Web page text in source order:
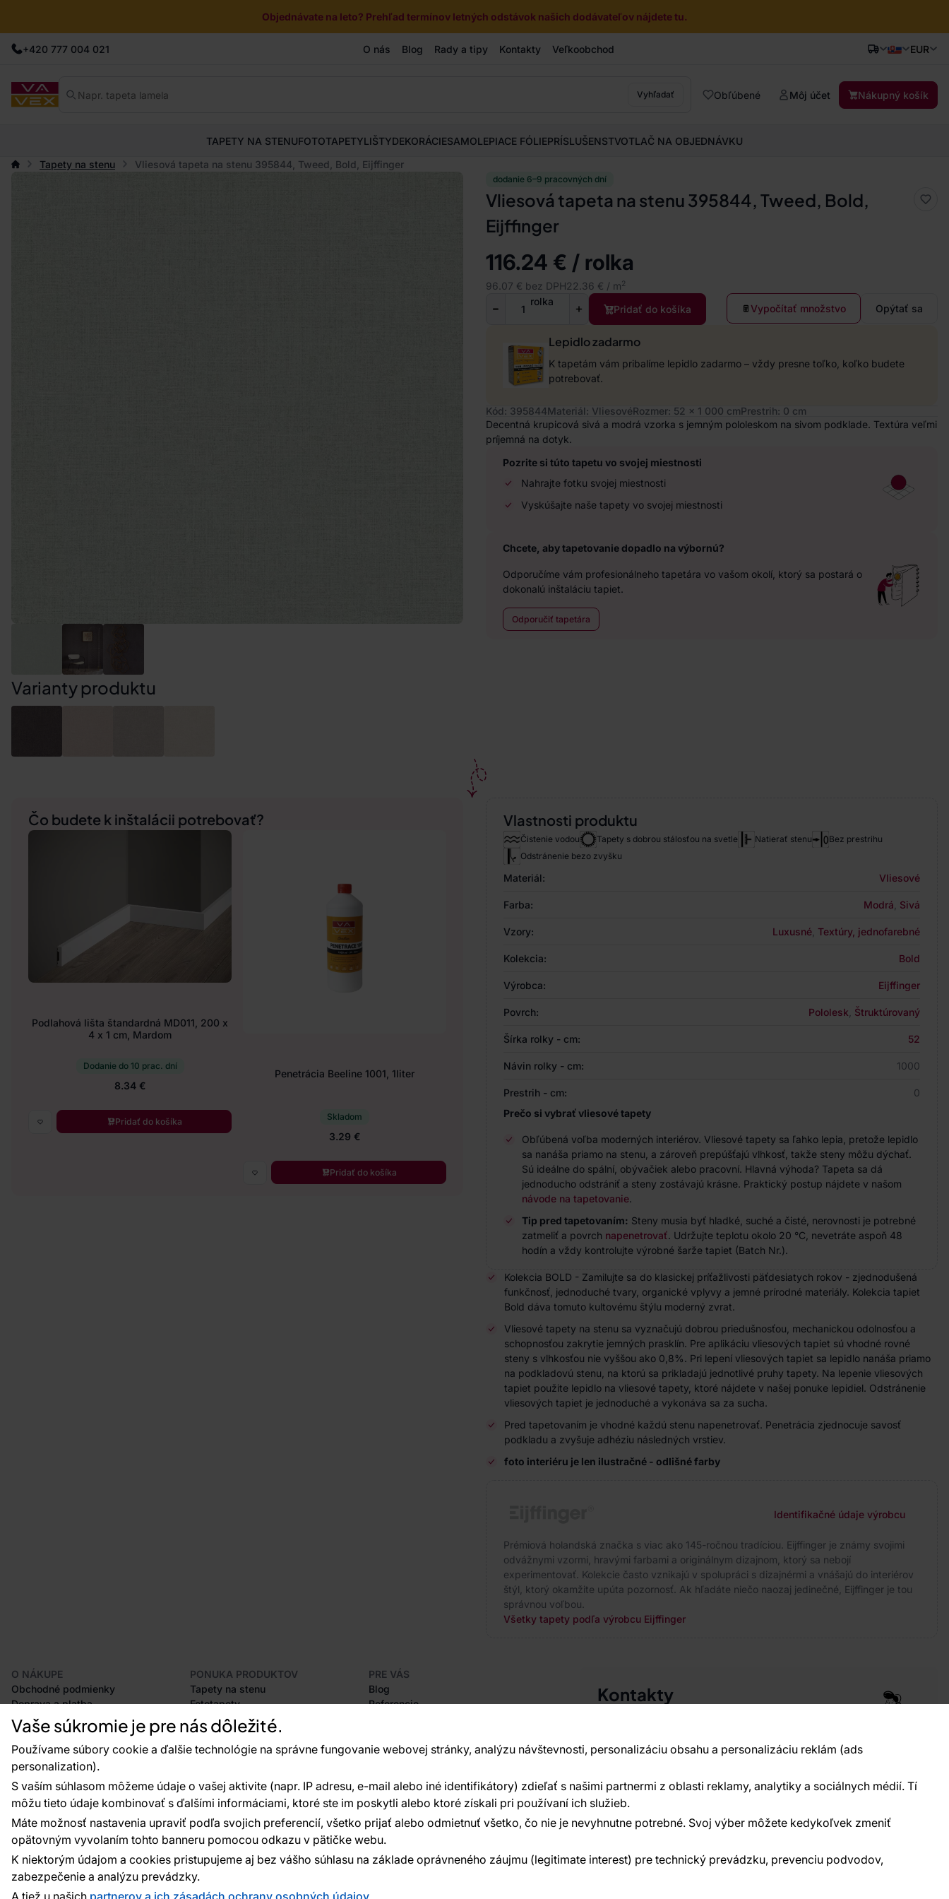
Vaše súkromie je pre nás dôležité.
Používame súbory cookie a ďalšie technológie na správne fungovanie webovej stránky, analýzu návštevnosti, personalizáciu obsahu a personalizáciu reklám (ads
personalization).
S vaším súhlasom môžeme údaje o vašej aktivite (napr. IP adresu, e-mail alebo iné identifikátory) zdieľať s našimi partnermi z oblasti reklamy, analytiky a sociálnych médií. Tí
môžu tieto údaje kombinovať s ďalšími informáciami, ktoré ste im poskytli alebo ktoré získali pri používaní ich služieb.
Máte možnosť nastavenia upraviť podľa svojich preferencií, všetko prijať alebo odmietnuť všetko, čo nie je nevyhnutne potrebné. Svoj výber môžete kedykoľvek zmeniť
opätovným vyvolaním tohto banneru pomocou odkazu v pätičke webu.
K niektorým údajom a cookies pristupujeme aj bez vášho súhlasu na základe oprávneného záujmu (legitimate interest) pre technický prevádzku, prevenciu podvodov,
zabezpečenie a analýzu prevádzky.
A tiež u našich partnerov a ich zásadách ochrany osobných údajov
Objednávate na leto? Prehľad termínov letných odstávok našich dodávateľov nájdete tu.
+420 777 004 021 O nás Blog Rady a tipy Kontakty Veľkoobchod EUR
Vyhľadať Obľúbené Môj účet Nákupný košík
TAPETY NA STENUFOTOTAPETYLIŠTYDEKORÁCIESAMOLEPIACE FÓLIEPRÍSLUŠENSTVOTLAČ NA OBJEDNÁVKU
Tapety na stenu
Vliesová tapeta na stenu 395844, Tweed, Bold, Eijffinger
dodanie 6–9 pracovných dní
Vliesová tapeta na stenu 395844, Tweed, Bold,
Eijffinger
116.24 € / rolka
96.07 € bez DPH22.36 € / m2
rolka
Pridať do košíka Vypočítať množstvo Opýtať sa
Lepidlo zadarmo
K tapetám vám pribalíme lepidlo zadarmo – vždy presne toľko, koľko budete
potrebovať.
Kód: 395844Materiál: VliesovéRozmer: 52 x 1 000 cmPrestrih: 0 cm
Decentná krupicová sivá a modrá vzorka s jemným pololeskom na sivom podklade. Textúra veľmi
príjemná na dotyk.
Pozrite si túto tapetu vo svojej miestnosti
Nahrajte fotku svojej miestnosti
Vyskúšajte naše tapety vo svojej miestnosti
Chcete, aby tapetovanie dopadlo na výbornú?
Odporučíme vám profesionálneho tapetára vo vašom okolí, ktorý sa postará o
dokonalú inštaláciu tapiet.
Odporučiť tapetára
Varianty produktu
Vlastnosti produktu
Čistenie vodou Tapety s dobrou stálosťou na svetle Natierať stenu
Bez prestrihu
Odstránenie bezo zvyšku
Materiál: Vliesové
Farba: Modrá Sivá
Vzory: Luxusné Textúry, jednofarebné
Kolekcia: Bold
Výrobca: Eijffinger
Povrch: Pololesk Štruktúrovaný
Šírka rolky - cm: 52
Návin rolky - cm: 1000
Prestrih - cm:
0
Prečo si vybrať vliesové tapety
Obľúbená voľba moderných interiérov. Vliesové tapety sa ľahko lepia, pretože lepidlo
sa nanáša priamo na stenu, a zároveň prepúšťajú vlhkosť, takže steny môžu dýchať.
Sú ideálne do spální, obývačiek alebo pracovní. Hlavná výhoda? Tapeta sa dá
jednoducho odstrániť a steny zostávajú krásne. Praktický postup nájdete v našom
návode na tapetovanie.
Tip pred tapetovaním: Steny musia byť hladké, suché a čisté, nerovnosti je potrebné
zatmeliť a povrch napenetrovať. Udržujte teplotu okolo 20 °C, nevetráte aspoň 48
hodín a vždy kontrolujte výrobné šarže tapiet (Batch Nr.).
Kolekcia BOLD - Zamilujte sa do klasickej príťažlivosti päťdesiatych rokov - zjednodušená
funkčnosť, jednoduché tvary, organické vplyvy a jemné prírodné materiály. Kolekcia tapiet
Bold dáva tomuto kultovému štýlu moderný zvrat.
Vliesové tapety na stenu sa vyznačujú dobrou priedušnosťou, mechanickou odolnosťou a
schopnosťou zakrytie jemných prasklín. Pre aplikáciu vliesových tapiet sú vhodné rovné
steny s vlhkosťou nie vyššou ako 0,8%. Pri lepení vliesových tapiet sa lepidlo nanáša priamo
na podkladovú stenu, na ktorú sa prikladajú jednotlivé pruhy tapety. Na lepenie vliesových
tapiet použite lepidlo na vliesové tapety, ktoré nájdete v našej ponuke lepidiel. Odstránenie
vliesových tapiet je jednoduché a vykonáva sa za sucha.
Pred tapetovaním je vhodné každú stenu napenetrovať. Penetrácia zjednocuje savosť
podkladu a zvyšuje adhéziu následných vrstiev.
foto interiéru je len ilustračné - odlišné farby
Identifikačné údaje výrobcu
Prémiová holandská značka s viac ako 145-ročnou tradíciou. Eijffinger je známy svojimi
odvážnymi vzormi, hravými farbami a originálnym dizajnom, ktorý sa nebojí
experimentovať. Kolekcie často vznikajú v spolupráci s dizajnérmi a vnášajú do interiérov
štýl, ktorý okamžite upúta pozornosť. Ak hľadáte niečo naozaj jedinečné, Eijffinger je tou
správnou voľbou.
Všetky tapety podľa výrobcu Eijffinger
Čo budete k inštalácii potrebovať?
Podlahová lišta štandardná MD011, 200 x
4 x 1 cm, Mardom
Dodanie do 10 prac. dní
8.34 €
Pridať do košíka
Penetrácia Beeline 1001, 1liter
Skladom
3.29 €
Pridať do košíka
O NÁKUPE
Obchodné podmienky
Doprava a platba
Odstúpenie od zmluvy
Postup pri podávaní reklamácií
Vrátenie tovaru
Certifikácia CE
Plánovač tapiet
PONUKA PRODUKTOV
Tapety na stenu
Fototapety
Lišty
Dekorácie
Samolepiace fólie
PRE VÁS
Blog
Referencie
Najčastejšie otázky
O SPOLOČNOSTI
O nás
Kontakty
Vavex 1990 s.r.o., IČ: 26776251, DIČ: CZ26776251
Ďalšie kontakty
Platobné metódy: Platby zaisťuje: